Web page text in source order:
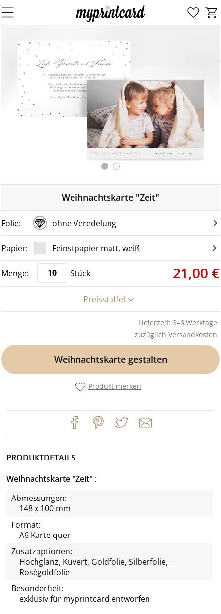
Weihnachtskarte "Zeit"
ohne Veredelung
Feinstpapier matt, weiß
Stück 21,00 €
Preisstaffel
Lieferzeit: 3–6 Werktage
zuzüglich Versandkosten
Weihnachtskarte gestalten
Produkt merken
PRODUKTDETAILS
Weihnachtskarte "Zeit"
Abmessungen:
148 x 100 mm
Format:
A6 Karte quer
Zusatzoptionen:
Hochglanz, Kuvert, Goldfolie, Silberfolie,
Roségoldfolie
Besonderheit:
exklusiv für myprintcard entworfen